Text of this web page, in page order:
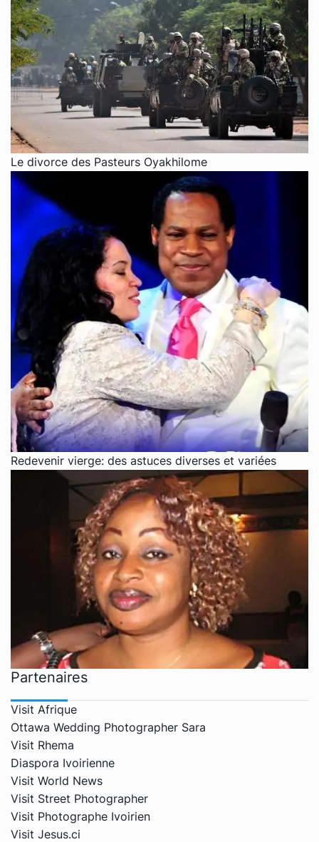
Le divorce des Pasteurs Oyakhilome
Redevenir vierge: des astuces diverses et variées
Partenaires
Visit Afrique
Ottawa Wedding Photographer Sara
Visit Rhema
Diaspora Ivoirienne
Visit World News
Visit Street Photographer
Visit Photographe Ivoirien
Visit Jesus.ci